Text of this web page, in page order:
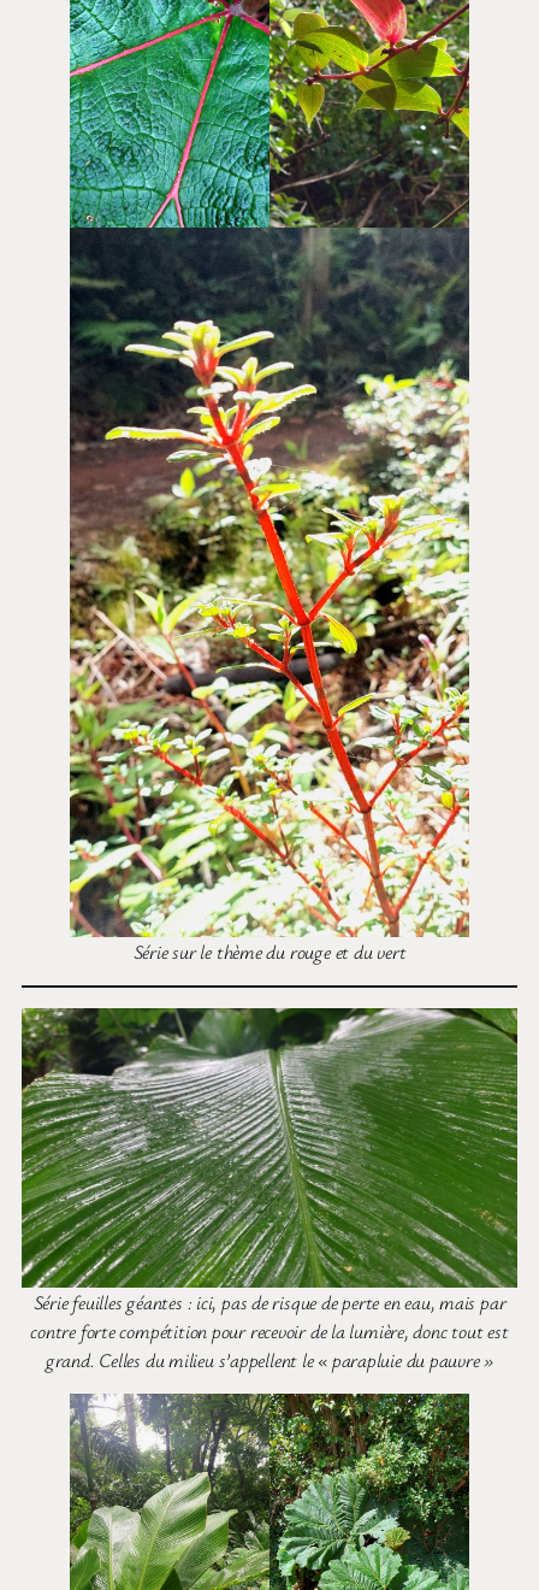
Série sur le thème du rouge et du vert
Série feuilles géantes : ici, pas de risque de perte en eau, mais par
contre forte compétition pour recevoir de la lumière, donc tout est
grand. Celles du milieu s’appellent le « parapluie du pauvre »